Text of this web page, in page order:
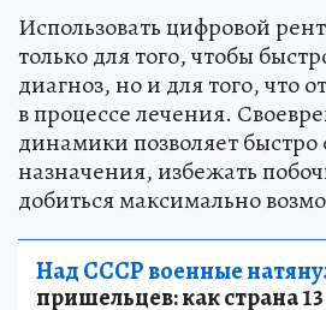
Использовать цифровой
только для того, чтобы
диагноз, но и для того, что
в процессе лечения.
динамики позволяет быстро
назначения, избежать
добиться максимально
Над СССР военные
пришельцев: как страна